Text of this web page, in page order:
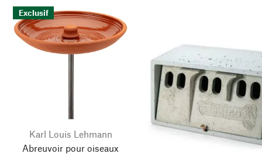
Exclusif
Karl Louis Lehmann
Abreuvoir pour oiseaux